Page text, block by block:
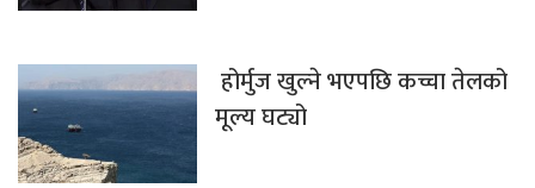
होर्मुज खुल्ने भएपछि कच्चा तेलको
मूल्य घट्यो